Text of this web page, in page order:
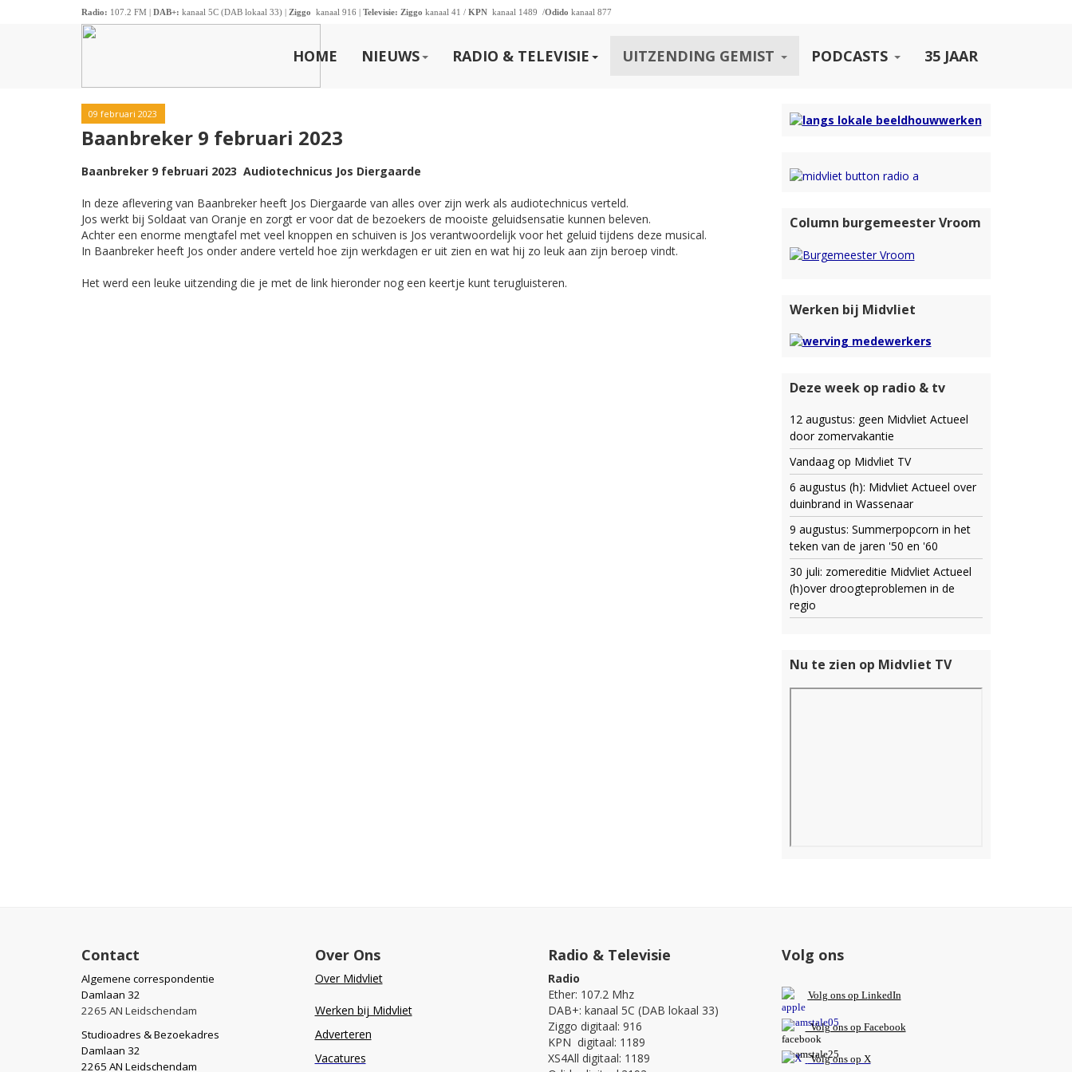
Radio: 107.2 FM | DAB+: kanaal 5C (DAB lokaal 33) | Ziggo kanaal 916 | Televisie: Ziggo kanaal 41 / KPN kanaal 1489 /Odido kanaal 877
HOME NIEUWS RADIO & TELEVISIE UITZENDING GEMIST PODCASTS 35 JAAR
09 februari 2023
Baanbreker 9 februari 2023
Baanbreker 9 februari 2023 Audiotechnicus Jos Diergaarde
In deze aflevering van Baanbreker heeft Jos Diergaarde van alles over zijn werk als audiotechnicus verteld.
Jos werkt bij Soldaat van Oranje en zorgt er voor dat de bezoekers de mooiste geluidsensatie kunnen beleven.
Achter een enorme mengtafel met veel knoppen en schuiven is Jos verantwoordelijk voor het geluid tijdens deze musical.
In Baanbreker heeft Jos onder andere verteld hoe zijn werkdagen er uit zien en wat hij zo leuk aan zijn beroep vindt.
Het werd een leuke uitzending die je met de link hieronder nog een keertje kunt terugluisteren.
Column burgemeester Vroom
Werken bij Midvliet
Deze week op radio & tv
12 augustus: geen Midvliet Actueel
door zomervakantie
Vandaag op Midvliet TV
6 augustus (h): Midvliet Actueel over
duinbrand in Wassenaar
9 augustus: Summerpopcorn in het
teken van de jaren '50 en '60
30 juli: zomereditie Midvliet Actueel
(h)over droogteproblemen in de
regio
Nu te zien op Midvliet TV
Contact
Algemene correspondentie
Damlaan 32
2265 AN Leidschendam
Studioadres & Bezoekadres
Damlaan 32
2265 AN Leidschendam
Over Ons
Over Midvliet
Werken bij Midvliet
Adverteren
Vacatures
Radio & Televisie
Radio
Ether: 107.2 Mhz
DAB+: kanaal 5C (DAB lokaal 33)
Ziggo digitaal: 916
KPN digitaal: 1189
XS4All digitaal: 1189
Volg ons
Volg ons op LinkedIn
Volg ons op Facebook
Volg ons op X